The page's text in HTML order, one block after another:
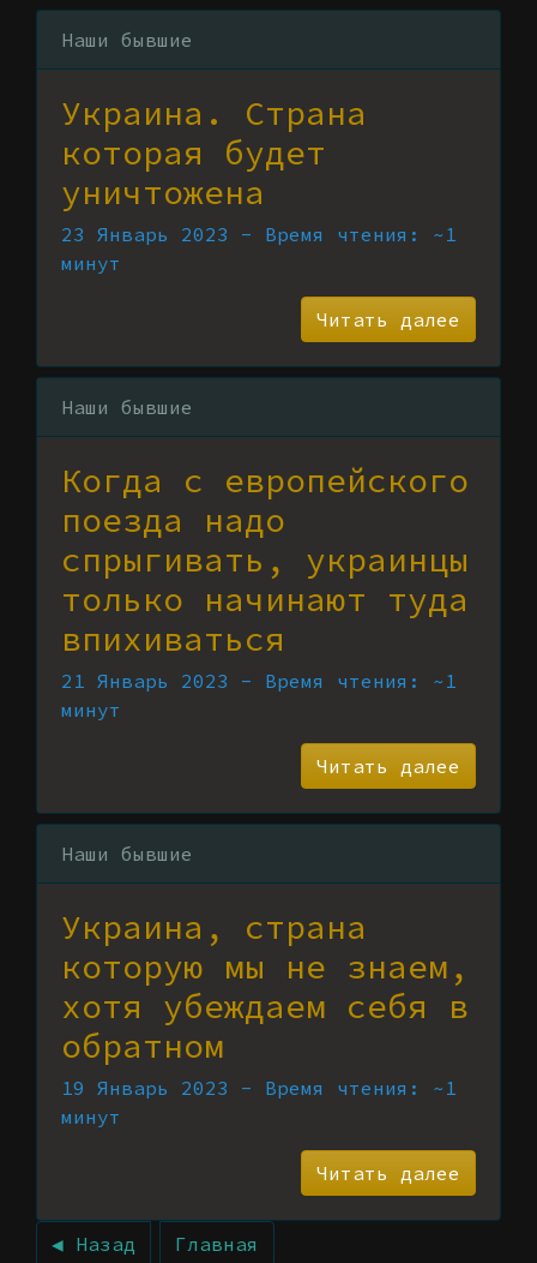
Наши бывшие
Украина. Страна
которая будет
уничтожена
23 Январь 2023 - Время чтения: ~1
минут
Читать далее
Наши бывшие
Когда с европейского
поезда надо
спрыгивать, украинцы
только начинают туда
впихиваться
21 Январь 2023 - Время чтения: ~1
минут
Читать далее
Наши бывшие
Украина, страна
которую мы не знаем,
хотя убеждаем себя в
обратном
19 Январь 2023 - Время чтения: ~1
минут
Читать далее
◀ Назад Главная